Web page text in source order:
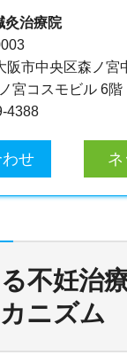
灸治療院
阪市中央区森ノ宮
宮コスモビル 6階
4388
せ
不妊治
ニズム